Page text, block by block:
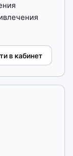
в кабинет